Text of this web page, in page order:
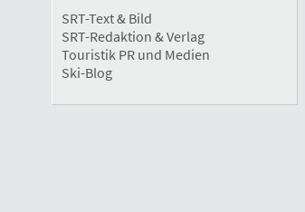
SRT-Text & Bild
SRT-Redaktion & Verlag
Touristik PR und Medien
Ski-Blog